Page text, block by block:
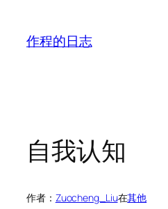
作程的日志
自我认知
作者： Zuocheng_Liu在其他